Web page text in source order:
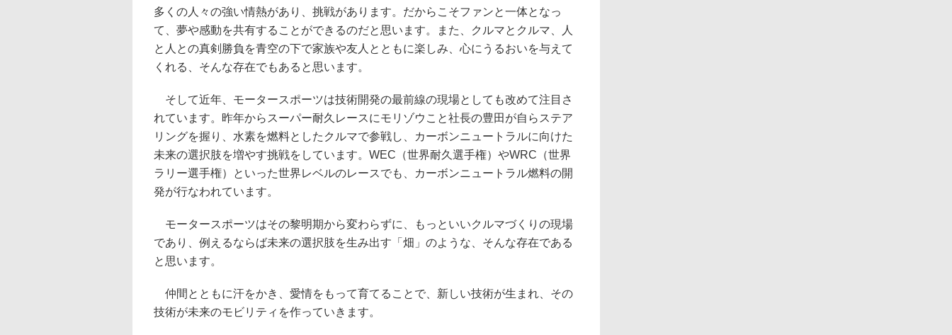
多くの人々の強い情熱があり、挑戦があります。だからこそファンと一体となっ
て、夢や感動を共有することができるのだと思います。また、クルマとクルマ、人
と人との真剣勝負を青空の下で家族や友人とともに楽しみ、心にうるおいを与えて
くれる、そんな存在でもあると思います。
そして近年、モータースポーツは技術開発の最前線の現場としても改めて注目さ
れています。昨年からスーパー耐久レースにモリゾウこと社長の豊田が自らステア
リングを握り、水素を燃料としたクルマで参戦し、カーボンニュートラルに向けた
未来の選択肢を増やす挑戦をしています。WEC（世界耐久選手権）やWRC（世界
ラリー選手権）といった世界レベルのレースでも、カーボンニュートラル燃料の開
発が行なわれています。
モータースポーツはその黎明期から変わらずに、もっといいクルマづくりの現場
であり、例えるならば未来の選択肢を生み出す「畑」のような、そんな存在である
と思います。
仲間とともに汗をかき、愛情をもって育てることで、新しい技術が生まれ、その
技術が未来のモビリティを作っていきます。